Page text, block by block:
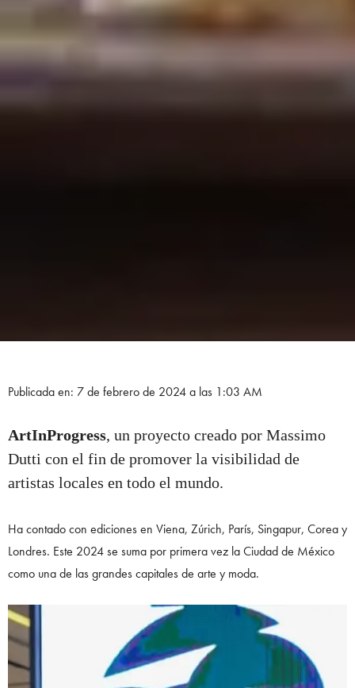
Publicada en: 7 de febrero de 2024 a las 1:03 AM
ArtInProgress, un proyecto creado por Massimo
Dutti con el fin de promover la visibilidad de
artistas locales en todo el mundo.
Ha contado con ediciones en Viena, Zúrich, París, Singapur, Corea y
Londres. Este 2024 se suma por primera vez la Ciudad de México
como una de las grandes capitales de arte y moda.